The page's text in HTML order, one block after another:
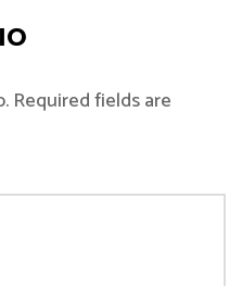
Required fields are